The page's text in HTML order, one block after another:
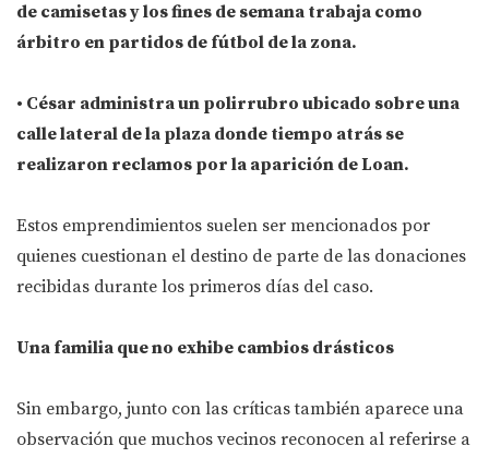
de camisetas y los fines de semana trabaja como
árbitro en partidos de fútbol de la zona.
• César administra un polirrubro ubicado sobre una
calle lateral de la plaza donde tiempo atrás se
realizaron reclamos por la aparición de Loan.
Estos emprendimientos suelen ser mencionados por
quienes cuestionan el destino de parte de las donaciones
recibidas durante los primeros días del caso.
Una familia que no exhibe cambios drásticos
Sin embargo, junto con las críticas también aparece una
observación que muchos vecinos reconocen al referirse a